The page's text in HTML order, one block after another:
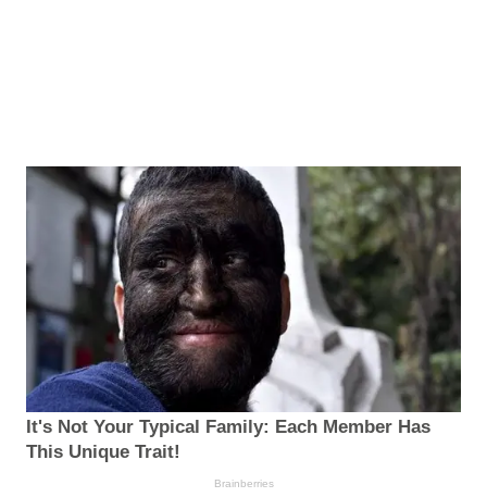
It's Not Your Typical Family: Each Member Has
This Unique Trait!
Brainberries